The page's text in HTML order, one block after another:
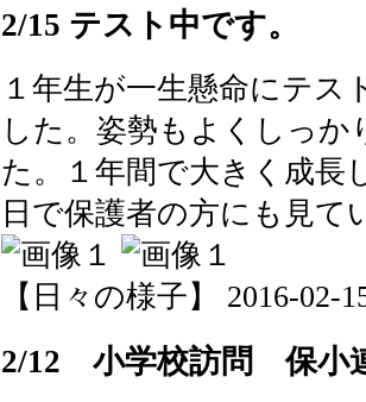
2/15 テスト中です。
１年生が一生懸命にテ
した。姿勢もよくしっ
た。１年間で大きく成長
日で保護者の方にも見て
【日々の様子】 2016-02-
2/12 小学校訪問 保小